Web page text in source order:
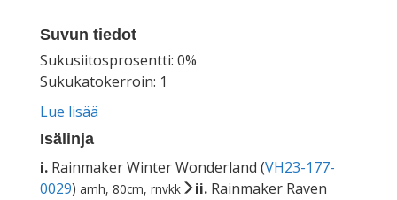
Suvun tiedot
Sukusiitosprosentti: 0%
Sukukatokerroin: 1
Lue lisää
Isälinja
i. Rainmaker Winter Wonderland (VH23-177-
0029) amh, 80cm, rnvkk ii. Rainmaker Raven